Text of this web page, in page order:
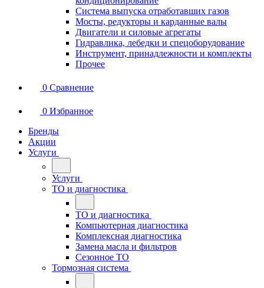
Система выпуска отработавших газов
Мосты, редукторы и карданные валы
Двигатели и силовые агрегаты
Гидравлика, лебедки и спецоборудование
Инструмент, принадлежности и комплекты
Прочее
0 Сравнение
0 Избранное
Бренды
Акции
Услуги
Услуги
ТО и диагностика
ТО и диагностика
Компьютерная диагностика
Комплексная диагностика
Замена масла и фильтров
Сезонное ТО
Тормозная система